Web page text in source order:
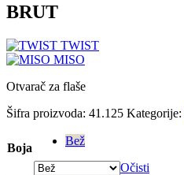
BRUT
TWIST
MISO
Otvarač za flaše
Šifra proizvoda: 41.125 Kategorije:
Boja
Bež
Očisti